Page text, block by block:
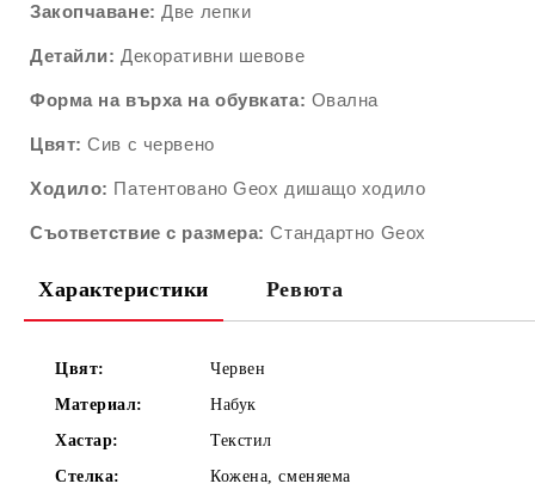
Закопчаване: Две лепки
Детайли: Декоративни шевове
Форма на върха на обувката: Овална
Цвят:Сив с червено
Ходило: Патентовано Geox дишащо ходило
Съответствие с размера:Стандартно Geox
Характеристики Ревюта
Цвят:
Червен
Материал:
Набук
Хастар:
Текстил
Стелка:
Кожена, сменяема